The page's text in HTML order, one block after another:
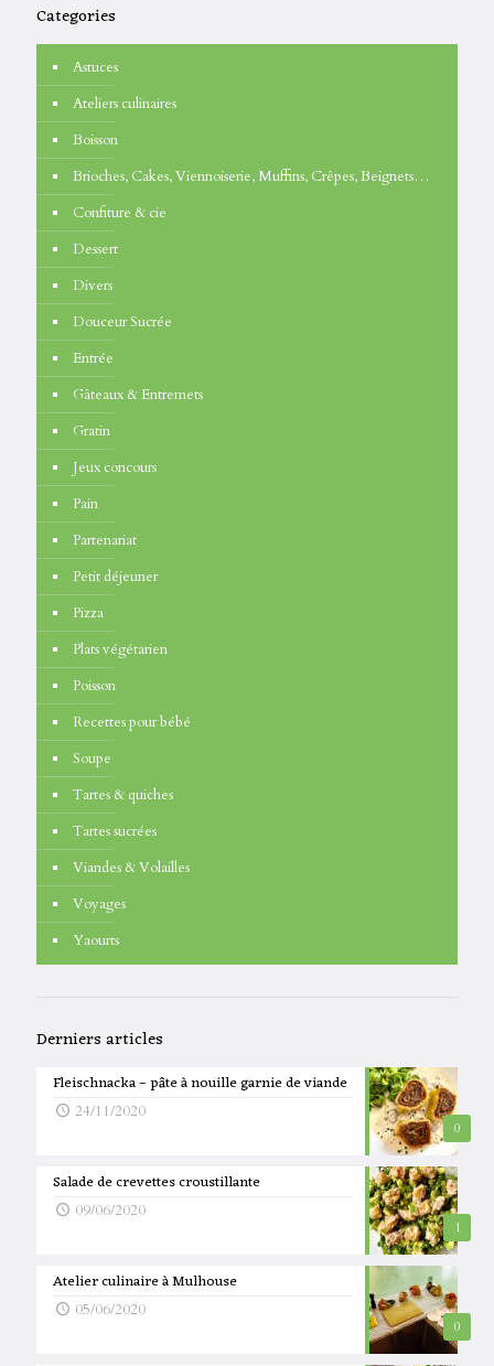
Categories
Astuces
Ateliers culinaires
Boisson
Brioches, Cakes, Viennoiserie, Muffins, Crêpes, Beignets…
Confiture & cie
Dessert
Divers
Douceur Sucrée
Entrée
Gâteaux & Entremets
Gratin
Jeux concours
Pain
Partenariat
Petit déjeuner
Pizza
Plats végétarien
Poisson
Recettes pour bébé
Soupe
Tartes & quiches
Tartes sucrées
Viandes & Volailles
Voyages
Yaourts
Derniers articles
0
Fleischnacka – pâte à nouille garnie de viande
24/11/2020
1
Salade de crevettes croustillante
09/06/2020
0
Atelier culinaire à Mulhouse
05/06/2020